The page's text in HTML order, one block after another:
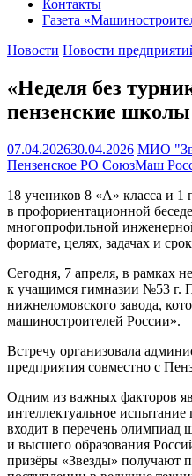
Контакты
Газета
Новости Новости
«Неделя без
пензенские школы
07.04.202630.04.2026 МИО
Пензенское РО СоюзМаш
18 учеников 8 «А» класса и 1
в профориентационной
многопрофильной
формате, целях, задачах и
Сегодня, 7 апреля, в рамках
к учащимся гимназии №53 г.
нижнеломовского завода,
машиностроителей России».
Встречу организовала
предприятия совместно с
Одним из важных факторов
интеллектуальное
входит в перечень олимпиад
и высшего образования
призёры «Звезды» получают